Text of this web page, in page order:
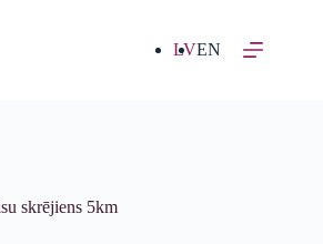
LVEN
skrējiens 5km